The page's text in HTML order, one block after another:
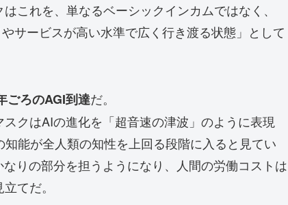
これを、単なるベーシックインカムではなく、
サービスが高い水準で広く行き渡る状態」として
ごろのAGI到達だ。
クはAIの進化を「超音速の津波」のように表現
能が全人類の知性を上回る段階に入ると見てい
りの部分を担うようになり、人間の労働コストは
てだ。